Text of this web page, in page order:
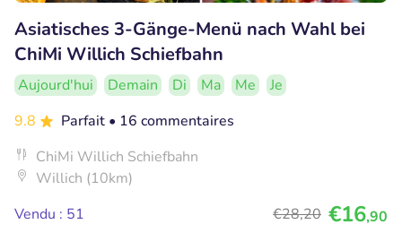
Asiatisches 3-Gänge-Menü nach Wahl bei
ChiMi Willich Schiefbahn
Aujourd'hui Demain Di Ma Me
Je
9.8
Parfait • 16 commentaires
ChiMi Willich Schiefbahn
Willich (10km)
Vendu : 51
€28,20 €16,90